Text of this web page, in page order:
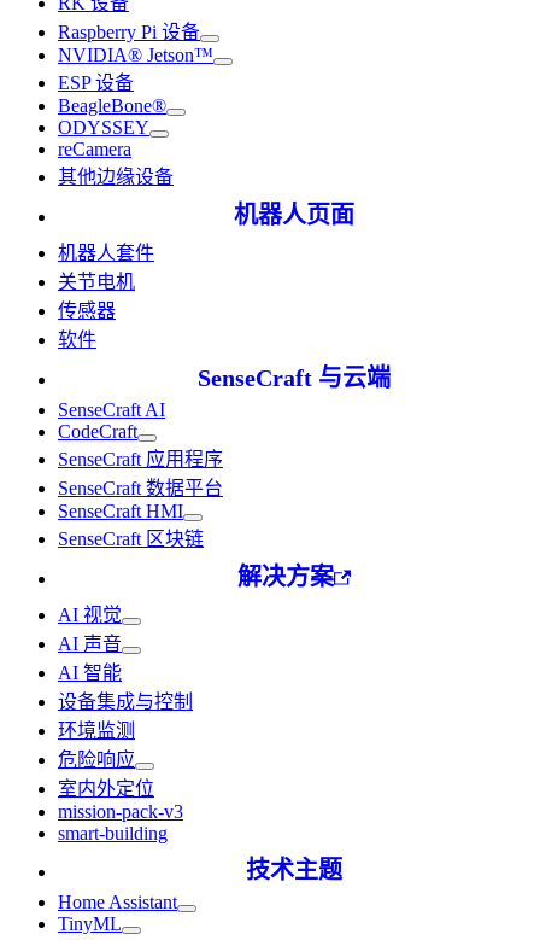
Raspberry Pi 设备
NVIDIA® Jetson™
ESP 设备
BeagleBone®
ODYSSEY
reCamera
其他边缘设备
机器人页面
机器人套件
关节电机
传感器
软件
SenseCraft 与云端
SenseCraft AI
CodeCraft
SenseCraft 应用程序
SenseCraft 数据平台
SenseCraft HMI
SenseCraft 区块链
解决方案
AI 视觉
AI 声音
AI 智能
设备集成与控制
环境监测
危险响应
室内外定位
mission-pack-v3
smart-building
技术主题
Home Assistant
TinyML